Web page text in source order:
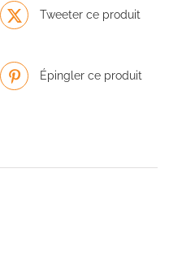
Tweeter ce produit
Épingler ce produit